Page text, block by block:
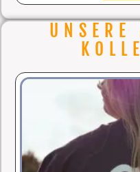
UNSERE